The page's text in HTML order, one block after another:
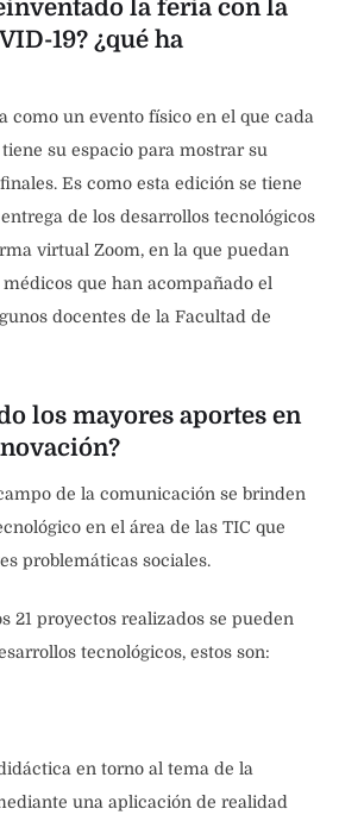
la feria con la
19? ¿qué ha
como un evento físico en el que cada
su espacio para mostrar su
Es como esta edición se tiene
de los desarrollos tecnológicos
virtual Zoom, en la que puedan
que han acompañado el
docentes de la Facultad de
los mayores aportes en
de la comunicación se brinden
en el área de las TIC que
problemáticas sociales.
21 proyectos realizados se pueden
tecnológicos, estos son:
en torno al tema de la
una aplicación de realidad